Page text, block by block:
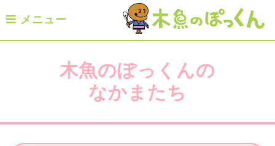
メニュー
木魚のぽっくんの
なかまたち